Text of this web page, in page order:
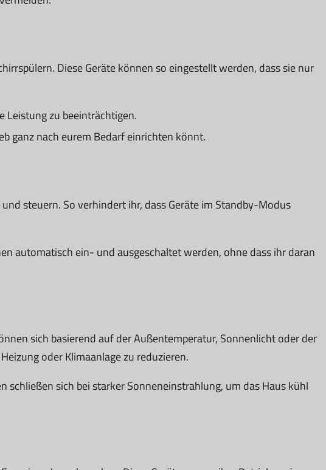
Diese Geräte können so eingestellt werden, dass sie nur
Leistung zu beeinträchtigen.
ganz nach eurem Bedarf einrichten könnt.
steuern. So verhindert ihr, dass Geräte im Standby-Modus
automatisch ein- und ausgeschaltet werden, ohne dass ihr daran
sich basierend auf der Außentemperatur, Sonnenlicht oder der
oder Klimaanlage zu reduzieren.
sich bei starker Sonneneinstrahlung, um das Haus kühl